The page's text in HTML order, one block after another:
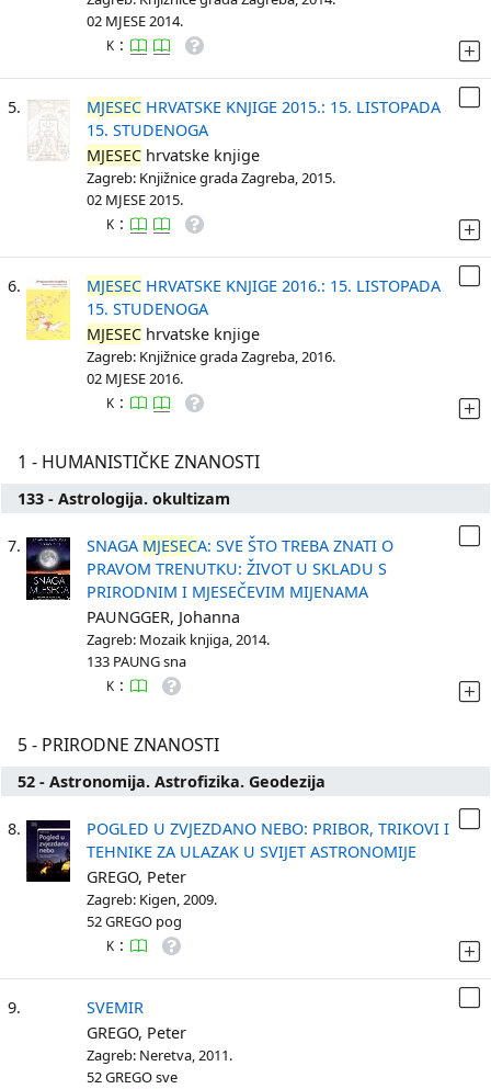
02 MJESE 2014.
K :
5. MJESEC HRVATSKE KNJIGE 2015.: 15. LISTOPADA
15. STUDENOGA
MJESEC hrvatske knjige
Zagreb: Knjižnice grada Zagreba, 2015.
02 MJESE 2015.
K :
6. MJESEC HRVATSKE KNJIGE 2016.: 15. LISTOPADA
15. STUDENOGA
MJESEC hrvatske knjige
Zagreb: Knjižnice grada Zagreba, 2016.
02 MJESE 2016.
K :
1 - HUMANISTIČKE ZNANOSTI
133 - Astrologija. okultizam
7. SNAGA MJESECA: SVE ŠTO TREBA ZNATI O
PRAVOM TRENUTKU: ŽIVOT U SKLADU S
PRIRODNIM I MJESEČEVIM MIJENAMA
PAUNGGER, Johanna
Zagreb: Mozaik knjiga, 2014.
133 PAUNG sna
K :
5 - PRIRODNE ZNANOSTI
52 - Astronomija. Astrofizika. Geodezija
8.
POGLED U ZVJEZDANO NEBO: PRIBOR, TRIKOVI I
TEHNIKE ZA ULAZAK U SVIJET ASTRONOMIJE
GREGO, Peter
Zagreb: Kigen, 2009.
52 GREGO pog
K :
9.
SVEMIR
GREGO, Peter
Zagreb: Neretva, 2011.
52 GREGO sve